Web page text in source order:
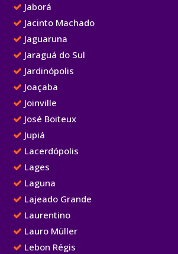
Jaborá
Jacinto Machado
Jaguaruna
Jaraguá do Sul
Jardinópolis
Joaçaba
Joinville
José Boiteux
Jupiá
Lacerdópolis
Lages
Laguna
Lajeado Grande
Laurentino
Lauro Müller
Lebon Régis